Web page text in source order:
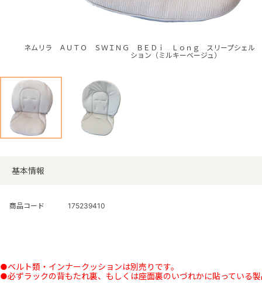
ネムリラ ＡＵＴＯ ＳＷＩＮＧ ＢＥＤｉ Ｌｏｎｇ スリープシェル
ション（ミルキーベージュ）
基本情報
商品コード 175239410
●ベルト類・インナークッションは別売りです。
●必ずラックの背もたれ裏、もしくは座面裏のいづれかに貼っている